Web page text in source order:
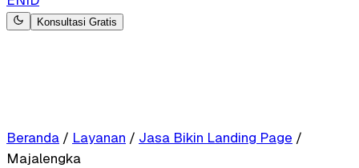
Konsultasi Gratis
Beranda / Layanan / Jasa Bikin Landing Page /
Majalengka